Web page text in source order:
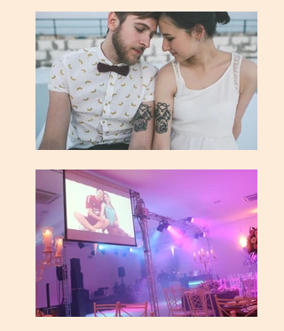
Your 14 days trial has
expired.
The trial's over, but the show must go
on! 🎬 Upgrade now to keep your web
masterpiece in the spotlight.